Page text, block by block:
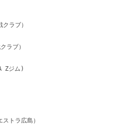
ラブ）
ブ）
ジム)
ラ広島）